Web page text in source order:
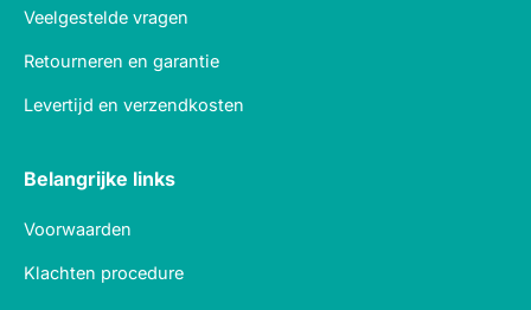
Veelgestelde vragen
Retourneren en garantie
Levertijd en verzendkosten
Belangrijke links
Voorwaarden
Klachten procedure